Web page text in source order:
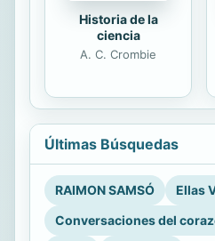
Historia de la
ciencia
A. C. Crombie
Últimas Búsquedas
RAIMON SAMSÓ
Ellas
Conversaciones del